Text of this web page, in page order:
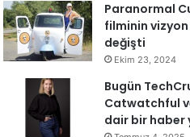
Paranormal
filminin
değişti
Ekim 23, 2024
Bugün
Catwatchful
dair bir haber